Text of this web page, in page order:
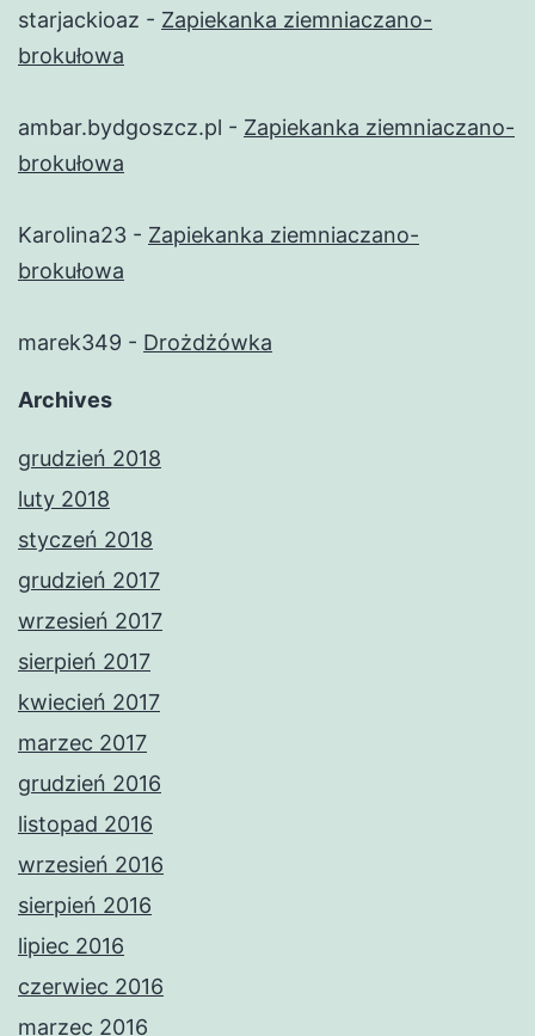
starjackioaz - Zapiekanka ziemniaczano-
brokułowa
ambar.bydgoszcz.pl - Zapiekanka ziemniaczano-
brokułowa
Karolina23 - Zapiekanka ziemniaczano-
brokułowa
marek349 - Drożdżówka
Archives
grudzień 2018
luty 2018
styczeń 2018
grudzień 2017
wrzesień 2017
sierpień 2017
kwiecień 2017
marzec 2017
grudzień 2016
listopad 2016
wrzesień 2016
sierpień 2016
lipiec 2016
czerwiec 2016
marzec 2016